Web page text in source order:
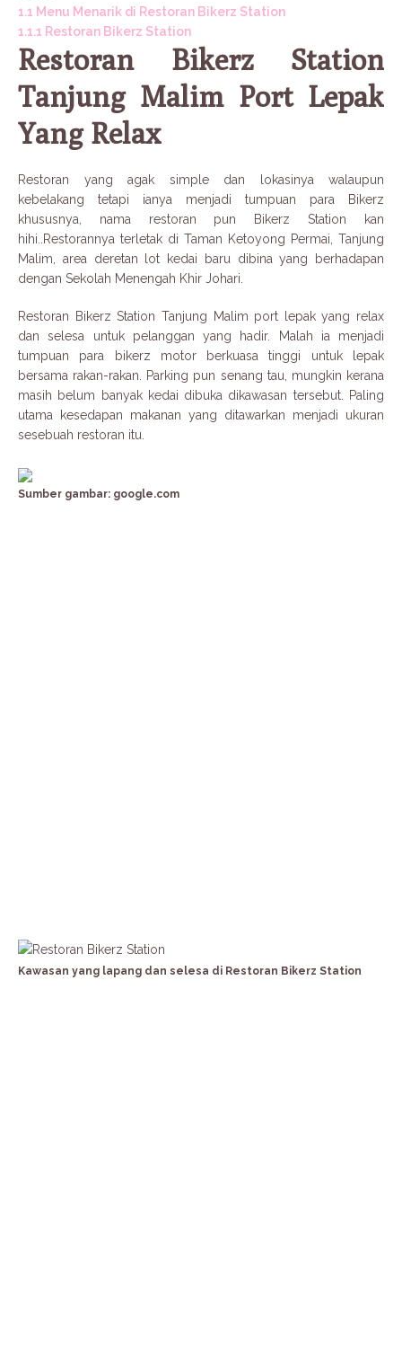
1.1 Menu Menarik di Restoran Bikerz Station
1.1.1 Restoran Bikerz Station
Restoran Bikerz Station
Tanjung Malim Port Lepak
Yang Relax
Restoran yang agak simple dan lokasinya walaupun
kebelakang tetapi ianya menjadi tumpuan para Bikerz
khususnya, nama restoran pun Bikerz Station kan
hihi..Restorannya terletak di Taman Ketoyong Permai, Tanjung
Malim, area deretan lot kedai baru dibina yang berhadapan
dengan Sekolah Menengah Khir Johari.
Restoran Bikerz Station Tanjung Malim port lepak yang relax
dan selesa untuk pelanggan yang hadir. Malah ia menjadi
tumpuan para bikerz motor berkuasa tinggi untuk lepak
bersama rakan-rakan. Parking pun senang tau, mungkin kerana
masih belum banyak kedai dibuka dikawasan tersebut. Paling
utama kesedapan makanan yang ditawarkan menjadi ukuran
sesebuah restoran itu.
Sumber gambar: google.com
Kawasan yang lapang dan selesa di Restoran Bikerz Station